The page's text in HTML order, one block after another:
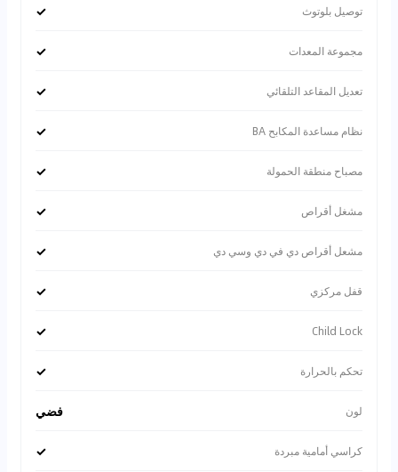
توصيل بلوتوث ✓
مجموعة المعدات ✓
تعديل المقاعد التلقائي ✓
نظام مساعدة المكابح BA ✓
مصباح منطقة الحمولة ✓
مشغل أقراص ✓
مشعل أقراص دي في دي وسي دي ✓
قفل مركزي ✓
Child Lock
✓
تحكم بالحرارة ✓
لون فضي
كراسي أمامية مبردة ✓